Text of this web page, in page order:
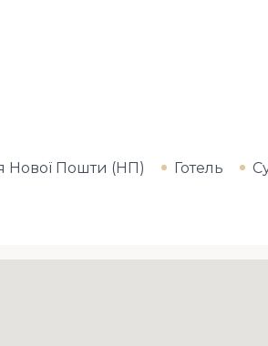
Нової Пошти (НП) Готель